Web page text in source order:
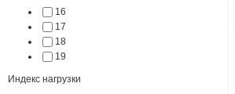
16
17
18
19
Индекс нагрузки